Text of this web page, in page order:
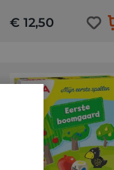
€ 12,50